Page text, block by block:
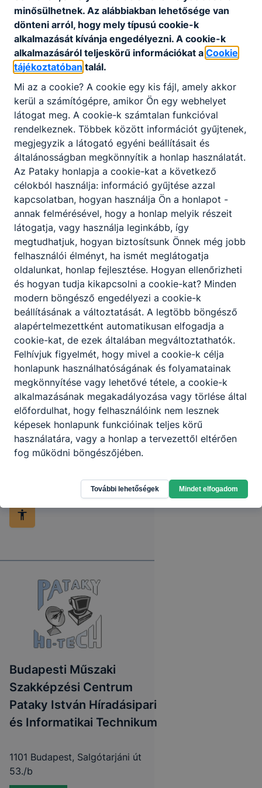
VII. Bringás tábor
VII. Bringás tábor = újabb
rekorddöntögetés
2026. júl. 22. HA
Partnereink
Budapesti Műszaki
Szakképzési Centrum
Pataky István Híradásipari
és Informatikai Technikum
1101 Budapest, Salgótarjáni út
53./b
minősülhetnek. Az alábbiakban lehetősége van
dönteni arról, hogy mely típusú cookie-k
alkalmazását kívánja engedélyezni. A cookie-k
alkalmazásáról teljeskörű információkat a Cookie
tájékoztatóban talál.
Mi az a cookie? A cookie egy kis fájl, amely akkor
kerül a számítógépre, amikor Ön egy webhelyet
látogat meg. A cookie-k számtalan funkcióval
rendelkeznek. Többek között információt gyűjtenek,
megjegyzik a látogató egyéni beállításait és
általánosságban megkönnyítik a honlap használatát.
Az Pataky honlapja a cookie-kat a következő
célokból használja: információ gyűjtése azzal
kapcsolatban, hogyan használja Ön a honlapot -
annak felmérésével, hogy a honlap melyik részeit
látogatja, vagy használja leginkább, így
megtudhatjuk, hogyan biztosítsunk Önnek még jobb
felhasználói élményt, ha ismét meglátogatja
oldalunkat, honlap fejlesztése. Hogyan ellenőrizheti
és hogyan tudja kikapcsolni a cookie-kat? Minden
modern böngésző engedélyezi a cookie-k
beállításának a változtatását. A legtöbb böngésző
alapértelmezettként automatikusan elfogadja a
cookie-kat, de ezek általában megváltoztathatók.
Felhívjuk figyelmét, hogy mivel a cookie-k célja
honlapunk használhatóságának és folyamatainak
megkönnyítése vagy lehetővé tétele, a cookie-k
alkalmazásának megakadályozása vagy törlése által
előfordulhat, hogy felhasználóink nem lesznek
képesek honlapunk funkcióinak teljes körű
használatára, vagy a honlap a tervezettől eltérően
fog működni böngészőjében.
További lehetőségek Mindet elfogadom